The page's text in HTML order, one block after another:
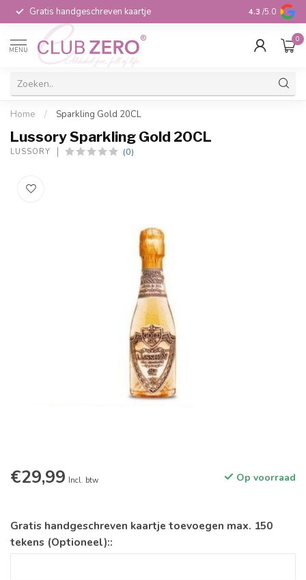
Gratis handgeschreven kaartje Voor 16:00
4.3 /5.0
MENU
0
Home / Sparkling Gold 20CL
Lussory Sparkling Gold 20CL
LUSSORY (0)
€29,99 Incl. btw Op voorraad
Gratis handgeschreven kaartje toevoegen max. 150
tekens (Optioneel)::